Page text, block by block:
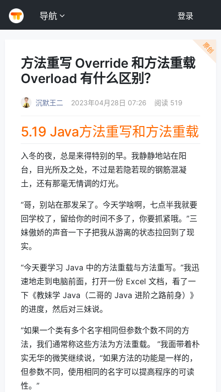
导航 登录
原创
方法重写 Override 和方法重载
Overload 有什么区别？
沉默王二 2023年04月28日 07:26 阅读 519
5.19 Java方法重写和方法重载
入冬的夜，总是来得特别的早。我静静地站在阳
台，目光所及之处，不过是若隐若现的钢筋混凝
土，还有那毫无情调的灯光。
“哥，别站在那发呆了。今天学啥啊，七点半我就要
回学校了，留给你的时间不多了，你要抓紧哦。”三
妹傲娇的声音一下子把我从游离的状态拉回到了现
实。
“今天要学习 Java 中的方法重载与方法重写。”我迅
速地走到电脑前面，打开一份 Excel 文档，看了一
下《教妹学 Java（二哥的 Java 进阶之路前身）》
的进度，然后对三妹说。
“如果一个类有多个名字相同但参数个数不同的方
法，我们通常称这些方法为方法重载。 ”我面带着朴
实无华的微笑继续说，“如果方法的功能是一样的，
但参数不同，使用相同的名字可以提高程序的可读
性。”